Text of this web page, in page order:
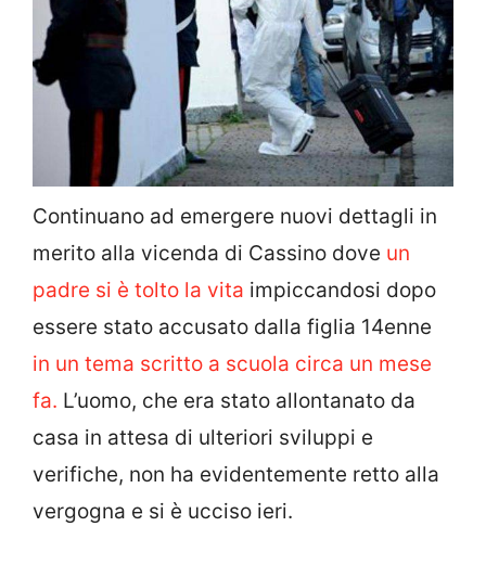
Continuano ad emergere nuovi dettagli in
merito alla vicenda di Cassino dove un
padre si è tolto la vita impiccandosi dopo
essere stato accusato dalla figlia 14enne
in un tema scritto a scuola circa un mese
fa. L’uomo, che era stato allontanato da
casa in attesa di ulteriori sviluppi e
verifiche, non ha evidentemente retto alla
vergogna e si è ucciso ieri.